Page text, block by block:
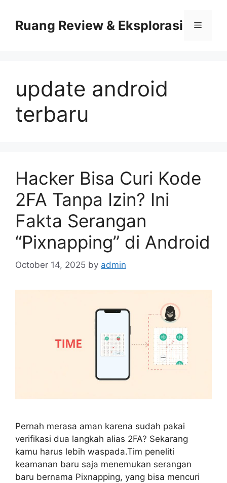
contentRuang Review & Eksplorasi Menu
update android
terbaru
Hacker Bisa Curi Kode
2FA Tanpa Izin? Ini
Fakta Serangan
“Pixnapping” di Android
October 14, 2025 by admin
Pernah merasa aman karena sudah pakai
verifikasi dua langkah alias 2FA? Sekarang
kamu harus lebih waspada.Tim peneliti
keamanan baru saja menemukan serangan
baru bernama Pixnapping, yang bisa mencuri